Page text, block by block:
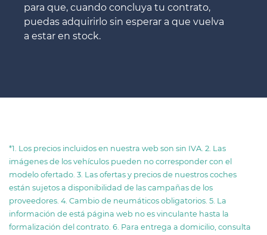
para que, cuando concluya tu contrato,
puedas adquirirlo sin esperar a que vuelva
a estar en stock.
*1. Los precios incluidos en nuestra web son sin IVA. 2. Las
imágenes de los vehículos pueden no corresponder con el
modelo ofertado. 3. Las ofertas y precios de nuestros coches
están sujetos a disponibilidad de las campañas de los
proveedores. 4. Cambio de neumáticos obligatorios. 5. La
información de está página web no es vinculante hasta la
formalización del contrato. 6. Para entrega a domicilio, consulta